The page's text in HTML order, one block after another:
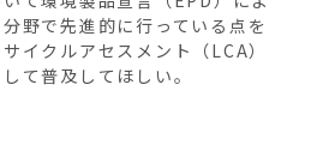
野で先進的に行っている点を
イクルアセスメント（LCA）
て普及してほしい。